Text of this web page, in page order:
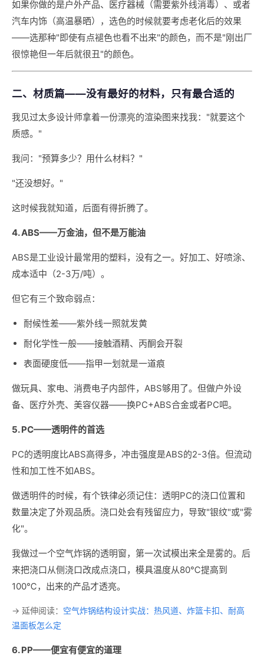
如果你做的是户外产品、医疗器械（需要紫外线消毒）、或者
汽车内饰（高温暴晒），选色的时候就要考虑老化后的效果
——选那种"即使有点褪色也看不出来"的颜色，而不是"刚出厂
很惊艳但一年后就很丑"的颜色。
二、材质篇——没有最好的材料，只有最合适的
我见过太多设计师拿着一份漂亮的渲染图来找我："就要这个
质感。"
我问："预算多少？用什么材料？"
"还没想好。"
这时候我就知道，后面有得折腾了。
4. ABS——万金油，但不是万能油
ABS是工业设计最常用的塑料，没有之一。好加工、好喷涂、
成本适中（2-3万/吨）。
但它有三个致命弱点：
耐候性差——紫外线一照就发黄
耐化学性一般——接触酒精、丙酮会开裂
表面硬度低——指甲一划就是一道痕
做玩具、家电、消费电子内部件，ABS够用了。但做户外设
备、医疗外壳、美容仪器——换PC+ABS合金或者PC吧。
5. PC——透明件的首选
PC的透明度比ABS高得多，冲击强度是ABS的2-3倍。但流动
性和加工性不如ABS。
做透明件的时候，有个铁律必须记住：透明PC的浇口位置和
数量决定了外观品质。浇口处会有残留应力，导致"银纹"或"雾
化"。
我做过一个空气炸锅的透明窗，第一次试模出来全是雾的。后
来把浇口从侧浇口改成点浇口，模具温度从80℃提高到
100℃，出来的产品才透亮。
→ 延伸阅读： 空气炸锅结构设计实战：热风道、炸篮卡扣、耐高
温面板怎么定
6. PP——便宜有便宜的道理